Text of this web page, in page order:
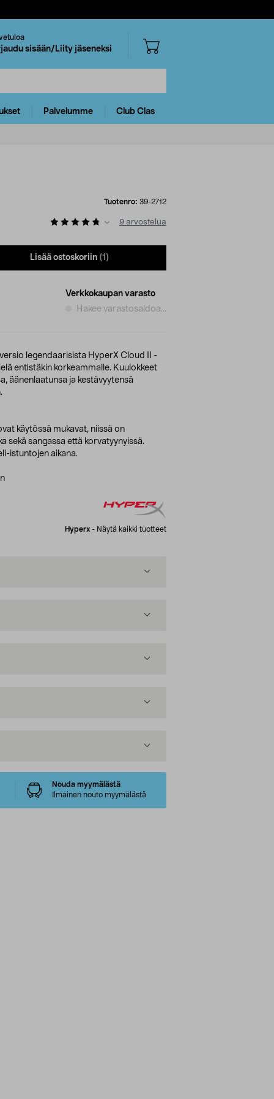
sisään/Liity jäseneksi
Palvelumme Club Clas
Tuotenro: 39-2712
9 arvostelua
Lisää ostoskoriin (1)
Verkkokaupan varasto
Hakee varastosaldoa...
legendaarisista HyperX Cloud II -
entistäkin korkeammalle. Kuulokkeet
äänenlaatunsa ja kestävyytensä
käytössä mukavat, niissä on
sekä sangassa että korvatyynyissä.
istuntojen aikana.
Hyperx - Näytä kaikki tuotteet
Nouda myymälästä
Ilmainen nouto myymälästä